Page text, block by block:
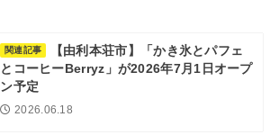
関連記事
【由利本荘市】「かき氷とパフェ
とコーヒーBerryz」が2026年7月1日オープ
ン予定
2026.06.18